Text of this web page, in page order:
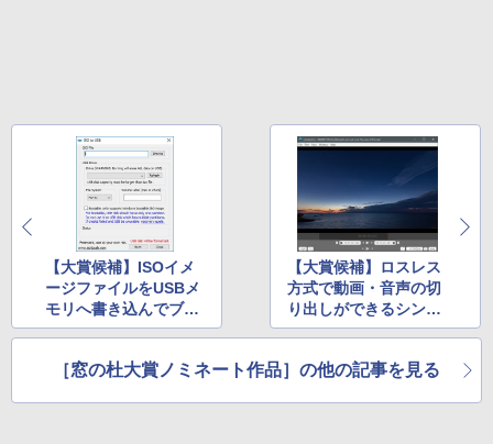
【大賞候補】ISOイメ
ージファイルをUSBメ
モリへ書き込んでブー
タブルメディアを作成
【大賞候補】ロスレス
方式で動画・音声の切
り出しができるシンプ
ル＆高速なツール「Lo
［窓の杜大賞ノミネート作品］の他の記事を見る